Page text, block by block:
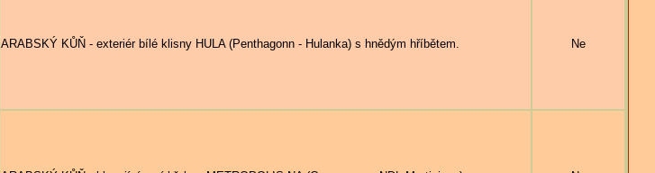
ARABSKÝ KŮŇ - exteriér bílé klisny HULA (Penthagonn - Hulanka) s hnědým hříbětem. Ne